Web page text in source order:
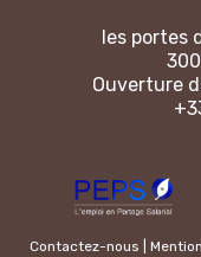
les portes
Ouverture
Contactez-nous |